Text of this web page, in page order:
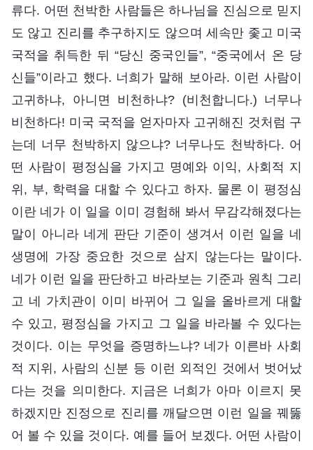
류다. 어떤 천박한 사람들은 하나님을 진심으로 믿지
도 않고 진리를 추구하지도 않으며 세속만 좇고 미국
국적을 취득한 뒤 “당신 중국인들”, “중국에서 온 당
신들”이라고 했다. 너희가 말해 보아라. 이런 사람이
고귀하냐, 아니면 비천하냐? (비천합니다.) 너무나
비천하다! 미국 국적을 얻자마자 고귀해진 것처럼 구
는데 너무 천박하지 않으냐? 너무나도 천박하다. 어
떤 사람이 평정심을 가지고 명예와 이익, 사회적 지
위, 부, 학력을 대할 수 있다고 하자. 물론 이 평정심
이란 네가 이 일을 이미 경험해 봐서 무감각해졌다는
말이 아니라 네게 판단 기준이 생겨서 이런 일을 네
생명에 가장 중요한 것으로 삼지 않는다는 말이다.
네가 이런 일을 판단하고 바라보는 기준과 원칙 그리
고 네 가치관이 이미 바뀌어 그 일을 올바르게 대할
수 있고, 평정심을 가지고 그 일을 바라볼 수 있다는
것이다. 이는 무엇을 증명하느냐? 네가 이른바 사회
적 지위, 사람의 신분 등 이런 외적인 것에서 벗어났
다는 것을 의미한다. 지금은 너희가 아마 이르지 못
하겠지만 진정으로 진리를 깨달으면 이런 일을 꿰뚫
어 볼 수 있을 것이다. 예를 들어 보겠다. 어떤 사람이